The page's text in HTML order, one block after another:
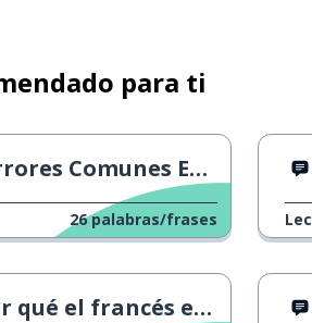
para ti
Comunes En Francés
26 palabras/frases
el francés es tan difícil?